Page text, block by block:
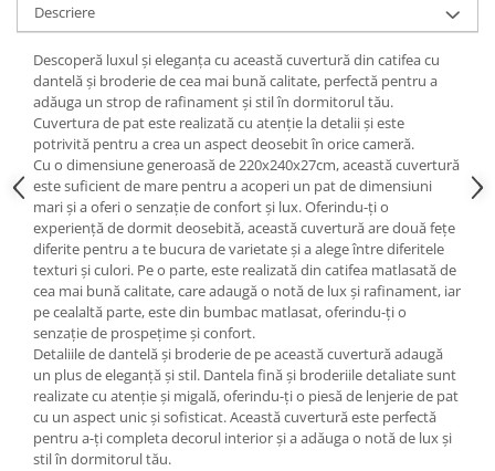
Descriere
Descoperă luxul și eleganța cu această cuvertură din catifea cu
dantelă și broderie de cea mai bună calitate, perfectă pentru a
adăuga un strop de rafinament și stil în dormitorul tău.
Cuvertura de pat este realizată cu atenție la detalii și este
potrivită pentru a crea un aspect deosebit în orice cameră.
Cu o dimensiune generoasă de 220x240x27cm, această cuvertură
este suficient de mare pentru a acoperi un pat de dimensiuni
mari și a oferi o senzație de confort și lux. Oferindu-ți o
experiență de dormit deosebită, această cuvertură are două fețe
diferite pentru a te bucura de varietate și a alege între diferitele
texturi și culori. Pe o parte, este realizată din catifea matlasată de
cea mai bună calitate, care adaugă o notă de lux și rafinament, iar
pe cealaltă parte, este din bumbac matlasat, oferindu-ți o
senzație de prospețime și confort.
Detaliile de dantelă și broderie de pe această cuvertură adaugă
un plus de eleganță și stil. Dantela fină și broderiile detaliate sunt
realizate cu atenție și migală, oferindu-ți o piesă de lenjerie de pat
cu un aspect unic și sofisticat. Această cuvertură este perfectă
pentru a-ți completa decorul interior și a adăuga o notă de lux și
stil în dormitorul tău.